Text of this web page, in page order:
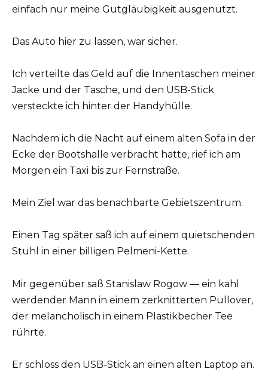
einfach nur meine Gutgläubigkeit ausgenutzt.
Das Auto hier zu lassen, war sicher.
Ich verteilte das Geld auf die Innentaschen meiner
Jacke und der Tasche, und den USB-Stick
versteckte ich hinter der Handyhülle.
Nachdem ich die Nacht auf einem alten Sofa in der
Ecke der Bootshalle verbracht hatte, rief ich am
Morgen ein Taxi bis zur Fernstraße.
Mein Ziel war das benachbarte Gebietszentrum.
Einen Tag später saß ich auf einem quietschenden
Stuhl in einer billigen Pelmeni-Kette.
Mir gegenüber saß Stanislaw Rogow — ein kahl
werdender Mann in einem zerknitterten Pullover,
der melancholisch in einem Plastikbecher Tee
rührte.
Er schloss den USB-Stick an einen alten Laptop an.